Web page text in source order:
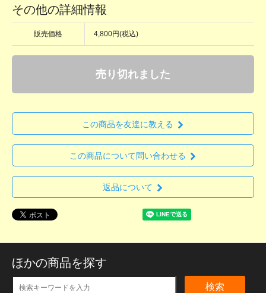
その他の詳細情報
販売価格 4,800円(税込)
売り切れました
この商品を友達に教える
この商品について問い合わせる
返品について
ほかの商品を探す
検索